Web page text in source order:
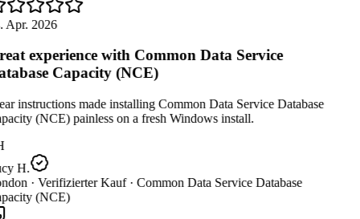
Apr. 2026
experience with Common Data Service
Capacity (NCE)
instructions made installing Common Data Service Database
(NCE) painless on a fresh Windows install.
H.
· Verifizierter Kauf · Common Data Service Database
(NCE)